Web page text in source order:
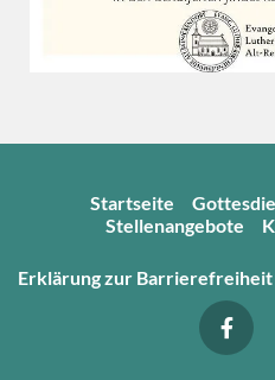
Startseite
Stellenangebote
Erklärung zur Barrierefreiheit